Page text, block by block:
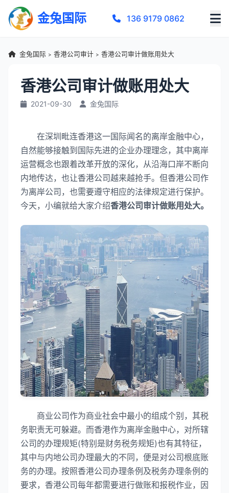
金兔国际 136 9179 0862
金兔国际 > 香港公司审计 > 香港公司审计做账用处大
香港公司审计做账用处大
2021-09-30 金兔国际
在深圳毗连香港这一国际闻名的离岸金融中心，
自然能够接触到国际先进的企业办理理念，其中离岸
运营概念也跟着改革开放的深化，从沿海口岸不断向
内地传达，也让香港公司越来越抢手。但香港公司作
为离岸公司，也需要遵守相应的法律规定进行保护。
今天，小编就给大家介绍香港公司审计做账用处大。
商业公司作为商业社会中最小的组成个别，其税
务职责无可躲避。而香港作为离岸金融中心，对所辖
公司的办理规矩(特别是财务税务规矩)也有其特征，
其中与内地公司办理最大的不同，便是对公司根底账
务的办理。按照香港公司办理条例及税务办理条例的
要求，香港公司每年都需要进行做账和报税作业，因